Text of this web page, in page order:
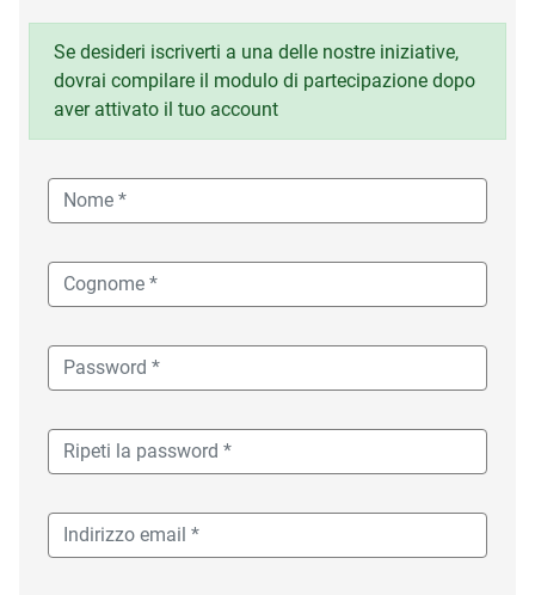
Se desideri iscriverti a una delle nostre iniziative,
dovrai compilare il modulo di partecipazione dopo
aver attivato il tuo account